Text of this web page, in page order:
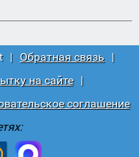
| Обратная связь |
на сайте
|
соглашение